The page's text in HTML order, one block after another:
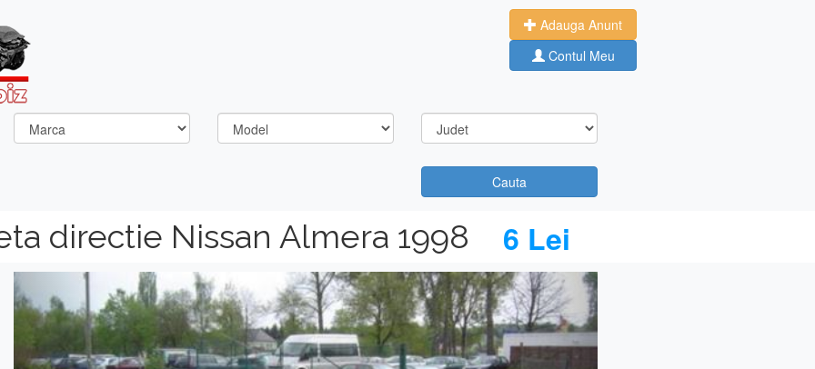
Adauga Anunt
Contul Meu
Cauta
directie Nissan Almera 1998 6 Lei
Previous Next